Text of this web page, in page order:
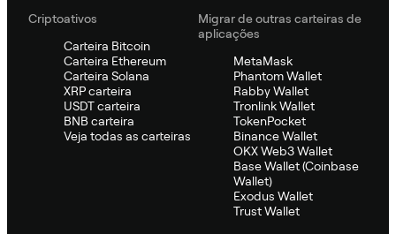
Criptoativos
Carteira Bitcoin
Carteira Ethereum
Carteira Solana
XRP carteira
USDT carteira
BNB carteira
Veja todas as carteiras
Migrar de outras carteiras de
aplicações
MetaMask
Phantom Wallet
Rabby Wallet
Tronlink Wallet
TokenPocket
Binance Wallet
OKX Web3 Wallet
Base Wallet (Coinbase
Wallet)
Exodus Wallet
Trust Wallet